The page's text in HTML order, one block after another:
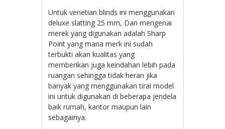
Untuk venetian blinds ini menggunakan
deluxe slatting 25 mm, Dan mengenai
merek yang digunakan adalah Sharp
Point yang mana merk ini sudah
terbukti akan kualitas yang
memberikan juga keindahan lebih pada
ruangan sehingga tidak heran jika
banyak yang menggunakan tirai model
ini untuk digunakan di beberapa jendela
baik rumah, kantor maupun lain
sebagainya.